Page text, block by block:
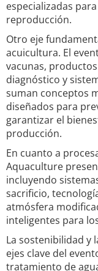
especializadas
reproducción.
Otro eje
acuicultura. El
vacunas,
diagnóstico y
suman conceptos
diseñados para
garantizar el
producción.
En cuanto a
Aquaculture
incluyendo
sacrificio,
atmósfera
inteligentes para
La sostenibilidad y
ejes clave del
tratamiento de